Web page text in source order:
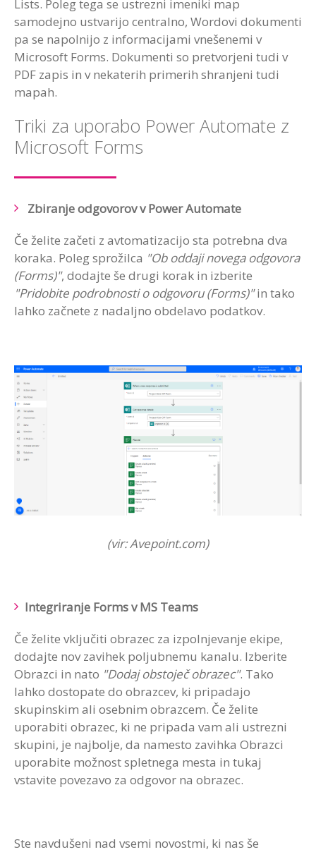
Lists. Poleg tega se ustrezni imeniki map
samodejno ustvarijo centralno, Wordovi dokumenti
pa se napolnijo z informacijami vnešenemi v
Microsoft Forms. Dokumenti so pretvorjeni tudi v
PDF zapis in v nekaterih primerih shranjeni tudi
mapah.
Triki za uporabo Power Automate z
Microsoft Forms
Zbiranje odgovorov v Power Automate
Če želite začeti z avtomatizacijo sta potrebna dva
koraka. Poleg sprožilca "Ob oddaji novega odgovora
(Forms)", dodajte še drugi korak in izberite
"Pridobite podrobnosti o odgovoru (Forms)"in tako
lahko začnete z nadaljno obdelavo podatkov.
(vir: Avepoint.com)
Integriranje Forms v MS Teams
Če želite vključiti obrazec za izpolnjevanje ekipe,
dodajte nov zavihek poljubnemu kanalu. Izberite
Obrazci in nato "Dodaj obstoječ obrazec". Tako
lahko dostopate do obrazcev, ki pripadajo
skupinskim ali osebnim obrazcem. Če želite
uporabiti obrazec, ki ne pripada vam ali ustrezni
skupini, je najbolje, da namesto zavihka Obrazci
uporabite možnost spletnega mesta in tukaj
vstavite povezavo za odgovor na obrazec.
Ste navdušeni nad vsemi novostmi, ki nas še